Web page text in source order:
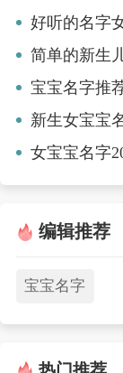
好听的名字
简单的新生
篇】宝宝名字推
新生女宝宝
女宝宝名字
编辑推荐
宝宝名字